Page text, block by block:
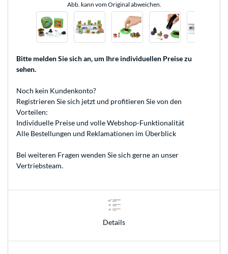
Abb. kann vom Original abweichen.
Bitte melden Sie sich an, um Ihre individuellen Preise zu
sehen.
Noch kein Kundenkonto?
Registrieren Sie sich jetzt und profitieren Sie von den
Vorteilen:
Individuelle Preise und volle Webshop-Funktionalität
Alle Bestellungen und Reklamationen im Überblick
Bei weiteren Fragen wenden Sie sich gerne an unser
Vertriebsteam.
Details